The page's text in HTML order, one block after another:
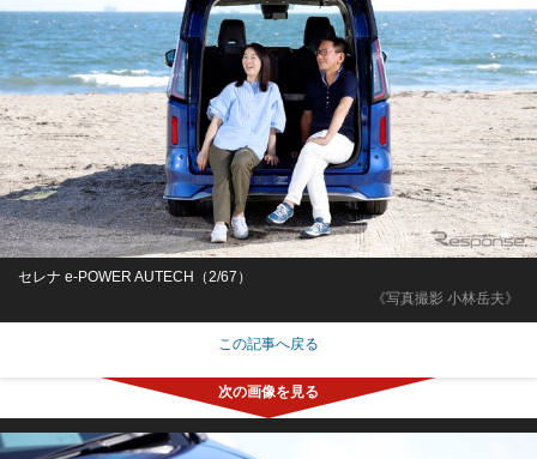
《写真撮影 小林岳夫》
セレナ e-POWER AUTECH（2/67）
この記事へ戻る